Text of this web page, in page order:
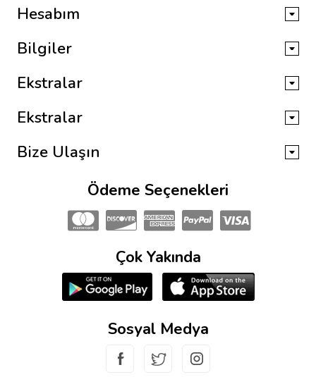
Hesabım
Bilgiler
Ekstralar
Ekstralar
Bize Ulaşın
Ödeme Seçenekleri
Çok Yakında
Sosyal Medya